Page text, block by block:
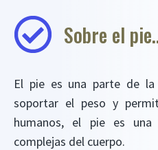
Sobre el
El pie es una parte de
soportar el peso y
humanos, el pie es
complejas del cuerpo.